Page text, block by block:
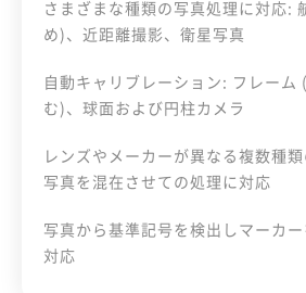
さまざまな種類の写真処理に対応:
め)、近距離撮影、衛星写真
自動キャリブレーション: フレーム
む)、球面および円柱カメラ
レンズやメーカーが異なる複数種
写真を混在させての処理に対応
写真から基準記号を検出しマーカ
対応